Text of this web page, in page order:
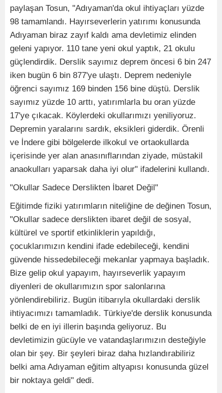
paylaşan Tosun, "Adıyaman'da okul ihtiyaçları yüzde
98 tamamlandı. Hayırseverlerin yatırımı konusunda
Adıyaman biraz zayıf kaldı ama devletimiz elinden
geleni yapıyor. 110 tane yeni okul yaptık, 21 okulu
güçlendirdik. Derslik sayımız deprem öncesi 6 bin 247
iken bugün 6 bin 877'ye ulaştı. Deprem nedeniyle
öğrenci sayımız 169 binden 156 bine düştü. Derslik
sayımız yüzde 10 arttı, yatırımlarla bu oran yüzde
17'ye çıkacak. Köylerdeki okullarımızı yeniliyoruz.
Depremin yaralarını sardık, eksikleri giderdik. Örenli
ve İndere gibi bölgelerde ilkokul ve ortaokullarda
içerisinde yer alan anasınıflarından ziyade, müstakil
anaokulları yaparsak daha iyi olur" ifadelerini kullandı.
"Okullar Sadece Derslikten İbaret Değil"
Eğitimde fiziki yatırımların niteliğine de değinen Tosun,
"Okullar sadece derslikten ibaret değil de sosyal,
kültürel ve sportif etkinliklerin yapıldığı,
çocuklarımızın kendini ifade edebileceği, kendini
güvende hissedebileceği mekanlar yapmaya başladık.
Bize gelip okul yapayım, hayırseverlik yapayım
diyenleri de okullarımızın spor salonlarına
yönlendirebiliriz. Bugün itibarıyla okullardaki derslik
ihtiyacımızı tamamladık. Türkiye'de derslik konusunda
belki de en iyi illerin başında geliyoruz. Bu
devletimizin gücüyle ve vatandaşlarımızın desteğiyle
olan bir şey. Bir şeyleri biraz daha hızlandırabiliriz
belki ama Adıyaman eğitim altyapısı konusunda güzel
bir noktaya geldi" dedi.